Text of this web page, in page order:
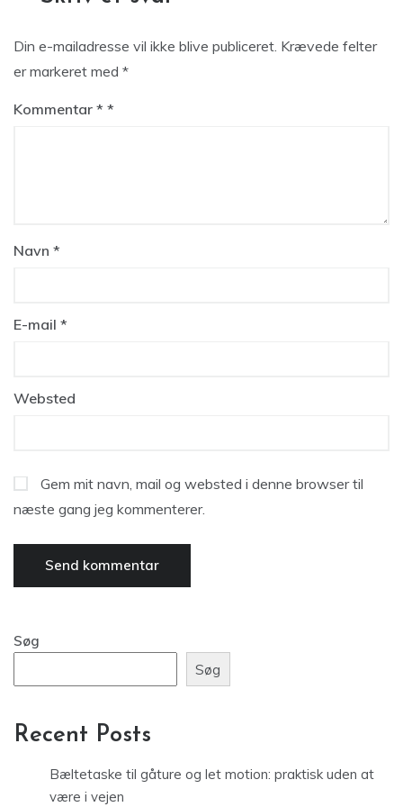
Din e-mailadresse vil ikke blive publiceret. Krævede felter
er markeret med *
Kommentar *
Navn *
E-mail *
Websted
Gem mit navn, mail og websted i denne browser til
næste gang jeg kommenterer.
Søg
Søg
Recent Posts
Bæltetaske til gåture og let motion: praktisk uden at
være i vejen